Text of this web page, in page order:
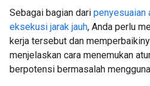
Sebagai bagian dari penyesuaian
eksekusi jarak jauh, Anda perlu
kerja tersebut dan
menjelaskan cara menemukan
berpotensi bermasalah